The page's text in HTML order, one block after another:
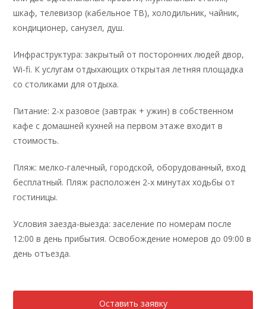
шкаф, телевизор (кабельное ТВ), холодильник, чайник,
кондиционер, санузел, душ.
Инфраструктура: закрытый от посторонних людей двор,
Wi-fi. К услугам отдыхающих открытая летняя площадка
со столиками для отдыха.
Питание: 2-х разовое (завтрак + ужин) в собственном
кафе с домашней кухней на первом этаже входит в
стоимость.
Пляж: мелко-галечный, городской, оборудованный, вход
бесплатный. Пляж расположен 2-х минутах ходьбы от
гостиницы.
Условия заезда-выезда: заселение по номерам после
12:00 в день прибытия. Освобождение номеров до 09:00 в
день отъезда.
Оставить заявку